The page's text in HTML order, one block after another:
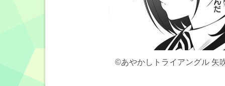
©あやかしトライアングル 矢